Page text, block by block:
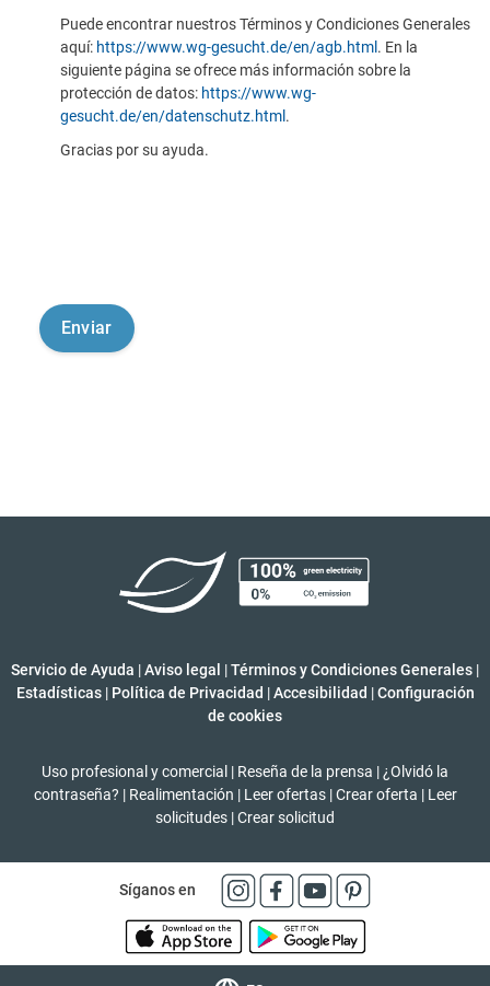
Puede encontrar nuestros Términos y Condiciones Generales
aquí: https://www.wg-gesucht.de/en/agb.html . En la
siguiente página se ofrece más información sobre la
protección de datos: https://www.wg-
gesucht.de/en/datenschutz.html .
Gracias por su ayuda.
Servicio de Ayuda |Aviso legal |Términos y Condiciones Generales |
Estadísticas | Política de Privacidad | Accesibilidad | Configuración
de cookies
Uso profesional y comercial | Reseña de la prensa | ¿Olvidó la
contraseña? | Realimentación | Leer ofertas | Crear oferta | Leer
solicitudes |Crear solicitud
Síganos en